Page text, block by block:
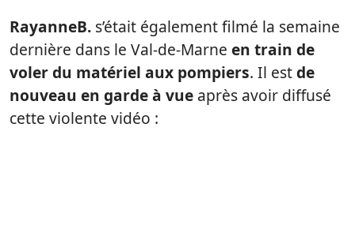
RayanneB. s’était également filmé la semaine
dernière dans le Val-de-Marne en train de
voler du matériel aux pompiers. Il estde
nouveau en garde à vue après avoir diffusé
cette violente vidéo :